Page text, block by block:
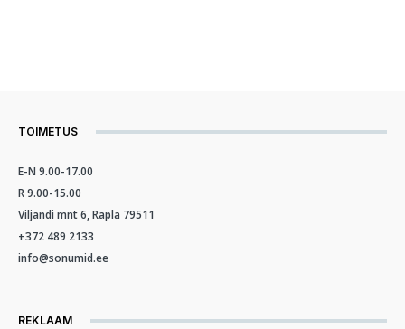
TOIMETUS
E-N 9.00-17.00
R 9.00-15.00
Viljandi mnt 6, Rapla 79511
+372 489 2133
info@sonumid.ee
REKLAAM